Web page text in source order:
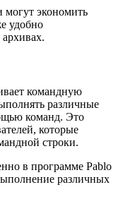
могут экономить
удобно
командную
различные
команд. Это
которые
строки.
в программе Pablo
различных